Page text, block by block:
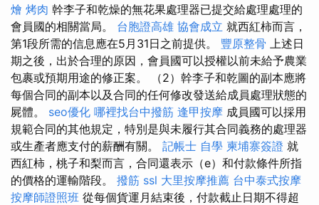
燴 烤肉 幹李子和乾燥的無花果處理器已提交給處理處理的
會員國的相關當局。 台胞證高雄 協會成立 就西紅柿而言，
第1段所需的信息應在5月31日之前提供。 豐原整骨 上述日
期之後，出於合理的原因，會員國可以授權以前未給予農業
包裹或預期用途的修正案。 （2）幹李子和乾圖的副本應將
每個合同的副本以及合同的任何修改發送給成員處理狀態的
屍體。 seo優化 哪裡找台中撥筋 逢甲按摩 成員國可以採用
規範合同的其他規定，特別是與未履行其合同義務的處理器
或生產者應支付的薪酬有關。 記帳士 自學 柬埔寨簽證 就
西紅柿，桃子和梨而言，合同還表示（e）和付款條件所指
的價格的運輸階段。 撥筋 ssl 大里按摩推薦 台中泰式按摩
按摩師證照班 從每個貨運月結束後，付款截止日期不得超